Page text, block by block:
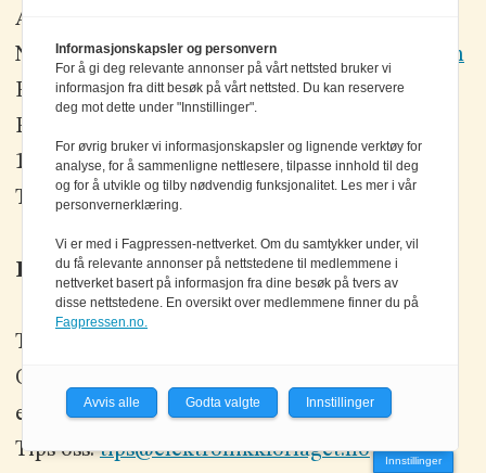
Ansvarlig redaktør:
Nett- og grafisk produksjon:
Bjørn Ø. Andersen
Elektronikkforlaget AS,
Postboks 570,
1302 SANDVIKA
Telefon: 67 80 42 80
Kontakt oss
Tlf: +47 67 80 42 80
Olav Brunborgs vei 6, 1396 Billingstad
epost:elektronikk@elektronikkforlaget.no
Tips oss:tips@elektronikkforlaget.no Innstillinger
Informasjonskapsler og personvern
For å gi deg relevante annonser på vårt nettsted bruker vi
informasjon fra ditt besøk på vårt nettsted. Du kan reservere
deg mot dette under "Innstillinger".
For øvrig bruker vi informasjonskapsler og lignende verktøy for
analyse, for å sammenligne nettlesere, tilpasse innhold til deg
og for å utvikle og tilby nødvendig funksjonalitet. Les mer i vår
personvernerklæring.
Vi er med i Fagpressen-nettverket. Om du samtykker under, vil
du få relevante annonser på nettstedene til medlemmene i
nettverket basert på informasjon fra dine besøk på tvers av
disse nettstedene. En oversikt over medlemmene finner du på
Fagpressen.no.
Avvis alle Godta valgte Innstillinger